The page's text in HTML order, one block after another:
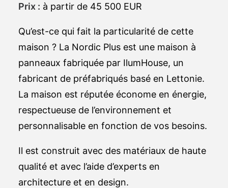
Prix : à partir de 45 500 EUR
Qu’est-ce qui fait la particularité de cette
maison ? La Nordic Plus est une maison à
panneaux fabriquée par IlumHouse, un
fabricant de préfabriqués basé en Lettonie.
La maison est réputée économe en énergie,
respectueuse de l’environnement et
personnalisable en fonction de vos besoins.
Il est construit avec des matériaux de haute
qualité et avec l’aide d’experts en
architecture et en design.